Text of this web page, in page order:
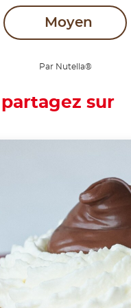
Moyen
Par Nutella®
sur